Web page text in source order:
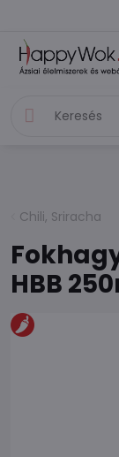
Chili, Sriracha
HBB